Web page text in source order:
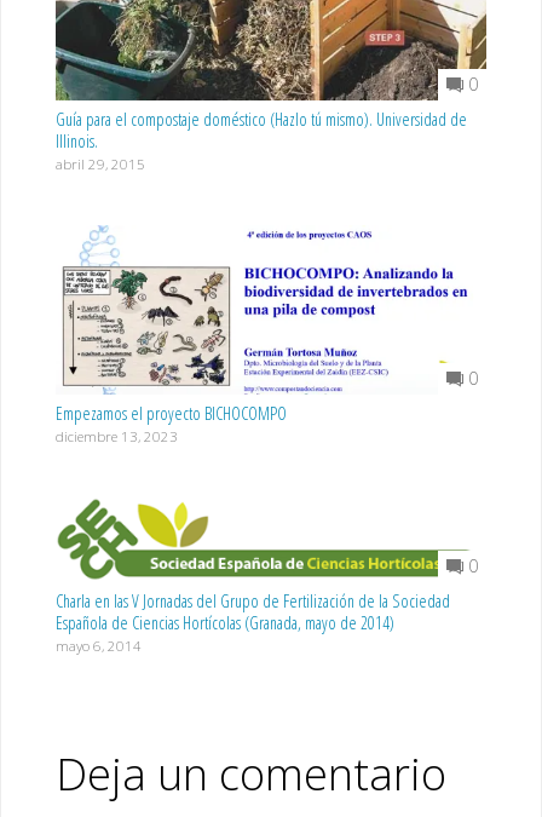
0
Guía para el compostaje doméstico (Hazlo tú mismo). Universidad de
Illinois.
abril 29, 2015
0
Empezamos el proyecto BICHOCOMPO
diciembre 13, 2023
0
Charla en las V Jornadas del Grupo de Fertilización de la Sociedad
Española de Ciencias Hortícolas (Granada, mayo de 2014)
mayo 6, 2014
Deja un comentario